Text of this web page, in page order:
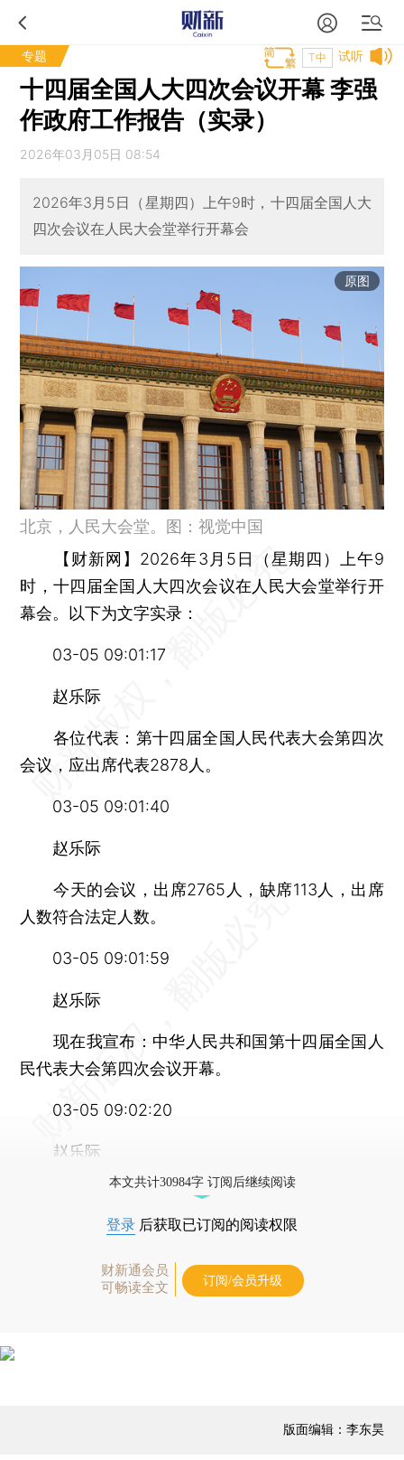
专题 试听
T中
十四届全国人大四次会议开幕 李强
作政府工作报告（实录）
2026年03月05日 08:54
2026年3月5日（星期四）上午9时，十四届全国人大
四次会议在人民大会堂举行开幕会
原图
北京，人民大会堂。图：视觉中国
【财新网】 2026年3月5日（星期四）上午9
时，十四届全国人大四次会议在人民大会堂举行开
幕会。以下为文字实录：
03-05 09:01:17
赵乐际
各位代表：第十四届全国人民代表大会第四次
会议，应出席代表2878人。
03-05 09:01:40
赵乐际
今天的会议，出席2765人，缺席113人，出席
人数符合法定人数。
03-05 09:01:59
赵乐际
现在我宣布：中华人民共和国第十四届全国人
民代表大会第四次会议开幕。
03-05 09:02:20
赵乐际
本文共计30984字 订阅后继续阅读
登录 后获取已订阅的阅读权限
财新通会员
可畅读全文
订阅/会员升级
版面编辑：李东昊